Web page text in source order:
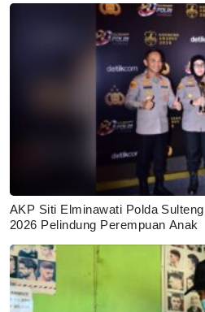
AKP Siti Elminawati Polda
2026 Pelindung Perempuan Anak